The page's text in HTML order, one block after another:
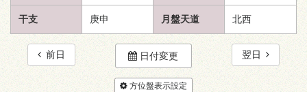
干支 庚申 月盤天道 北西
前日 日付変更 翌日
方位盤表示設定